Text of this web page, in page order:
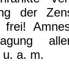
der
a. m.